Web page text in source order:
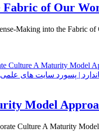
| پسورد سایت های علمی